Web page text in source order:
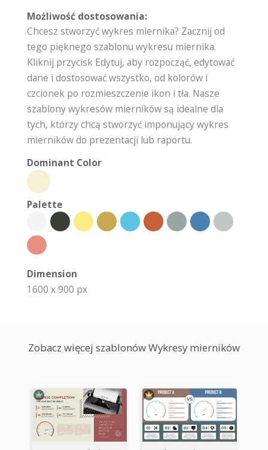
Możliwość dostosowania:
Chcesz stworzyć wykres miernika? Zacznij od
tego pięknego szablonu wykresu miernika.
Kliknij przycisk Edytuj, aby rozpocząć, edytować
dane i dostosować wszystko, od kolorów i
czcionek po rozmieszczenie ikon i tła. Nasze
szablony wykresów mierników są idealne dla
tych, którzy chcą stworzyć imponujący wykres
mierników do prezentacji lub raportu.
Dominant Color
Palette
Dimension
1600 x 900 px
Zobacz więcej szablonów Wykresy mierników